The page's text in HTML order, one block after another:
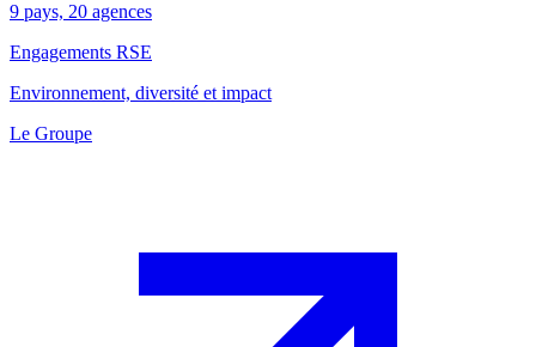
9 pays, 20 agences
Engagements RSE
Environnement, diversité et impact
Le Groupe